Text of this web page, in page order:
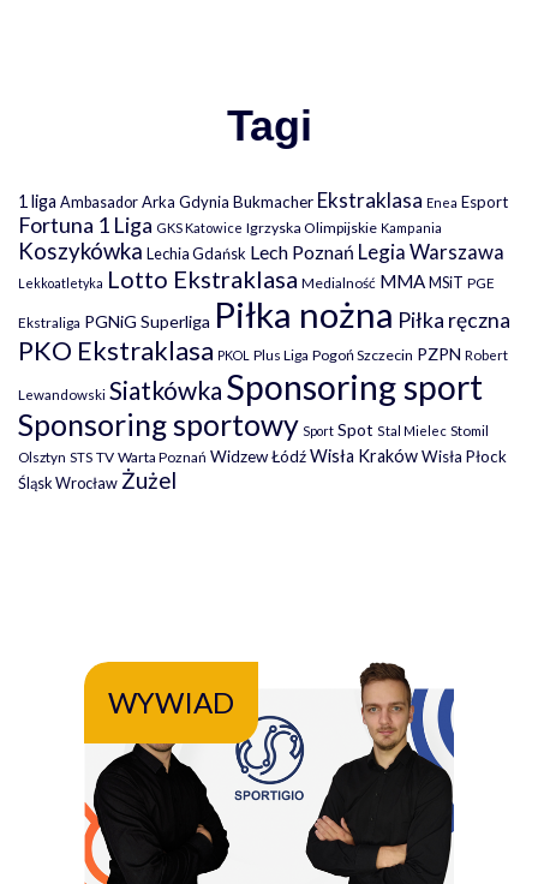
Tagi
1 liga Ambasador Arka Gdynia Bukmacher Ekstraklasa Enea Esport
Fortuna 1 Liga GKS Katowice Igrzyska Olimpijskie Kampania
Koszykówka Lechia Gdańsk Lech Poznań Legia Warszawa
Lekkoatletyka Lotto Ekstraklasa Medialność MMAMSiT PGE
Ekstraliga PGNiG Superliga Piłka nożna Piłka ręczna
PKO Ekstraklasa PKOL Plus Liga Pogoń Szczecin PZPN Robert
Lewandowski Siatkówka Sponsoring sport
Sponsoring sportowy Sport Spot Stal Mielec Stomil
Olsztyn STS TV Warta Poznań Widzew ŁódźWisła KrakówWisła Płock
Śląsk WrocławŻużel
WYWIAD